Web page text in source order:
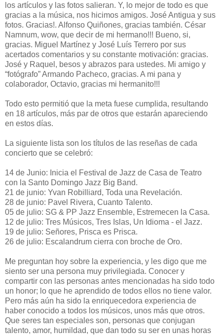
los artículos y las fotos salieran. Y, lo mejor de todo es que
gracias a la música, nos hicimos amigos. José Antigua y sus
fotos. Gracias!. Alfonso Quiñones, gracias también. César
Namnum, wow, que decir de mi hermano!!! Bueno, si,
gracias. Miguel Martínez y José Luís Terrero por sus
acertados comentarios y su constante motivación: gracias.
José y Raquel, besos y abrazos para ustedes. Mi amigo y
“fotógrafo” Armando Pacheco, gracias. A mi pana y
colaborador, Octavio, gracias mi hermanito!!!
Todo esto permitió que la meta fuese cumplida, resultando
en 18 artículos, más par de otros que estarán apareciendo
en estos días.
La siguiente lista son los títulos de las reseñas de cada
concierto que se celebró:
14 de Junio: Inicia el Festival de Jazz de Casa de Teatro
con la Santo Domingo Jazz Big Band.
21 de junio: Yvan Robilliard, Toda una Revelación.
28 de junio: Pavel Rivera, Cuanto Talento.
05 de julio: SG & PP Jazz Ensemble, Estremecen la Casa.
12 de julio: Tres Músicos, Tres Islas, Un Idioma - el Jazz.
19 de julio: Señores, Prisca es Prisca.
26 de julio: Escalandrum cierra con broche de Oro.
Me preguntan hoy sobre la experiencia, y les digo que me
siento ser una persona muy privilegiada. Conocer y
compartir con las personas antes mencionadas ha sido todo
un honor; lo que he aprendido de todos ellos no tiene valor.
Pero más aún ha sido la enriquecedora experiencia de
haber conocido a todos los músicos, unos más que otros.
Que seres tan especiales son, personas que conjugan
talento, amor, humildad, que dan todo su ser en unas horas